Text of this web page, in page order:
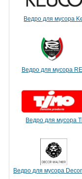
Ведро для мусора
Ведро для мусора
Ведро для мусора
Ведро для мусора